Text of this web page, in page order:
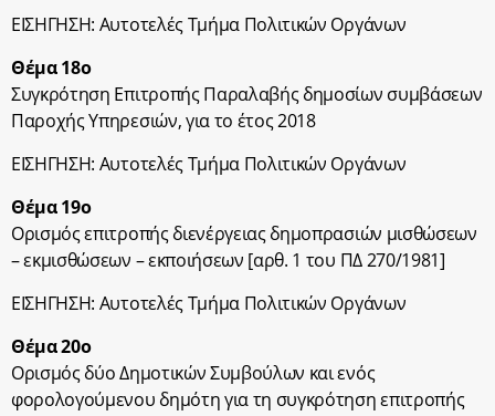
ΕΙΣΗΓΗΣΗ: Αυτοτελές Τμήμα Πολιτικών Οργάνων
Θέμα 18ο
Συγκρότηση Επιτροπής Παραλαβής δημοσίων συμβάσεων
Παροχής Υπηρεσιών, για το έτος 2018
ΕΙΣΗΓΗΣΗ: Αυτοτελές Τμήμα Πολιτικών Οργάνων
Θέμα 19ο
Ορισμός επιτροπής διενέργειας δημοπρασιών μισθώσεων
– εκμισθώσεων – εκποιήσεων [αρθ. 1 του ΠΔ 270/1981]
ΕΙΣΗΓΗΣΗ: Αυτοτελές Τμήμα Πολιτικών Οργάνων
Θέμα 20ο
Ορισμός δύο Δημοτικών Συμβούλων και ενός
φορολογούμενου δημότη για τη συγκρότηση επιτροπής